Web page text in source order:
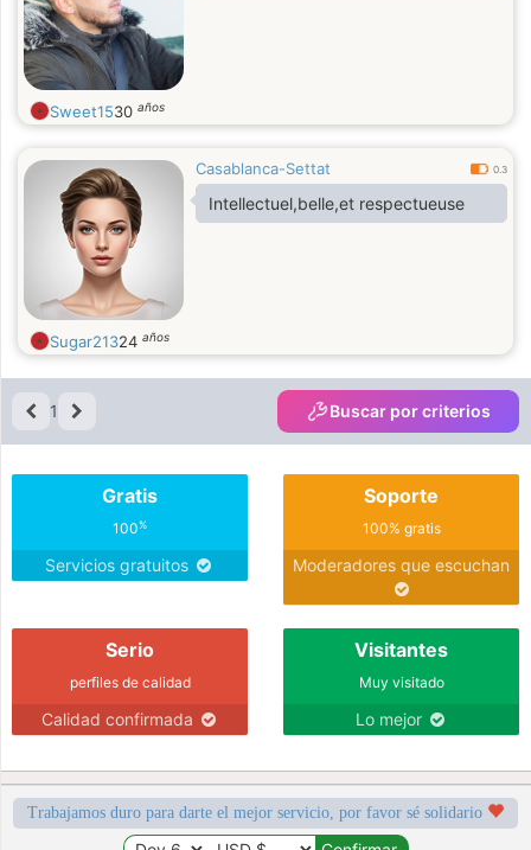
Sweet1530 años
Casablanca-Settat 0.3
Intellectuel,belle,et respectueuse
Sugar21324 años
1 Buscar por criterios
Gratis
100%
Servicios gratuitos
Soporte
100% gratis
Moderadores que escuchan
Serio
perfiles de calidad
Calidad confirmada
Visitantes
Muy visitado
Lo mejor
Trabajamos duro para darte el mejor servicio, por favor sé solidario